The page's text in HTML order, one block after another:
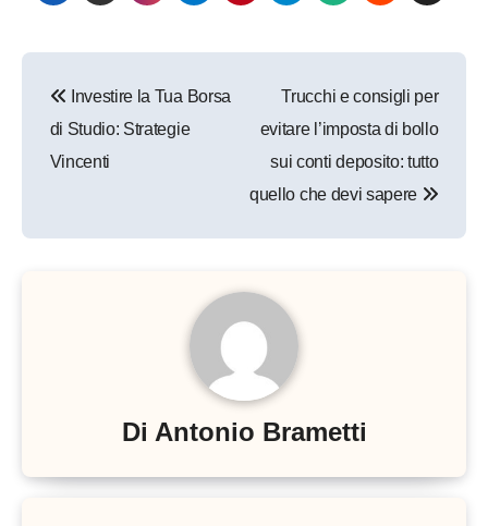
articoli
Investire la Tua Borsa
di Studio: Strategie
Vincenti
Trucchi e consigli per
evitare l’imposta di bollo
sui conti deposito: tutto
quello che devi sapere
Di Antonio Brametti